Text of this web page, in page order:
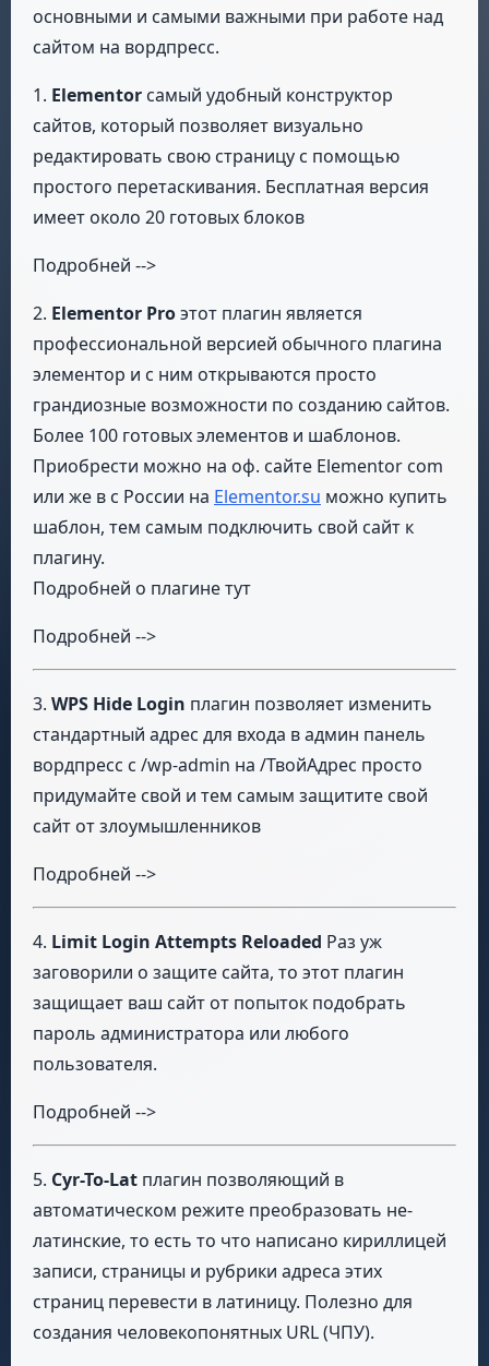
основными и самыми важными при работе над
сайтом на вордпресс.
1. Elementor самый удобный конструктор
сайтов, который позволяет визуально
редактировать свою страницу с помощью
простого перетаскивания. Бесплатная версия
имеет около 20 готовых блоков
Подробней -->
2. Elementor Proэтот плагин является
профессиональной версией обычного плагина
элементор и с ним открываются просто
грандиозные возможности по созданию сайтов.
Более 100 готовых элементов и шаблонов.
Приобрести можно на оф. сайте Elementor com
или же в с России на Elementor.su можно купить
шаблон, тем самым подключить свой сайт к
плагину.
Подробней о плагине тут
Подробней -->
3. WPS Hide Login плагин позволяет изменить
стандартный адрес для входа в админ панель
вордпресс с /wp-admin на /ТвойАдрес просто
придумайте свой и тем самым защитите свой
сайт от злоумышленников
Подробней -->
4. Limit Login Attempts Reloaded Раз уж
заговорили о защите сайта, то этот плагин
защищает ваш сайт от попыток подобрать
пароль администратора или любого
пользователя.
Подробней -->
5. Cyr-To-Lat плагин позволяющий в
автоматическом режите преобразовать не-
латинские, то есть то что написано кириллицей
записи, страницы и рубрики адреса этих
страниц перевести в латиницу. Полезно для
создания человекопонятных URL (ЧПУ).